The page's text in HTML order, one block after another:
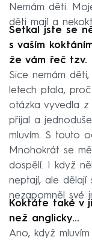
Nemám děti.
děti mají a
Setkal jste se
s vaším
že vám řeč tzv.
Sice nemám
letech ptala,
otázka vyvedla z
přijal a
mluvím. S touto
Mnohokrát se
dospělí. I když
neptají, ale dělají
nezapomněl své
Koktáte také v
než anglicky…
Ano, když